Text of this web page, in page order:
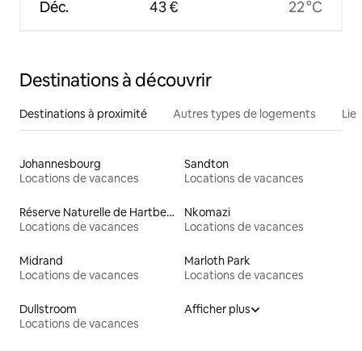
Déc. 43 € 22 °C
Destinations à découvrir
Destinations à proximité Autres types de logements
Johannesbourg
Locations de vacances
Sandton
Locations de vacances
Réserve Naturelle de Hartbeespoort
Locations de vacances
Nkomazi
Locations de vacances
Midrand
Locations de vacances
Marloth Park
Locations de vacances
Dullstroom
Locations de vacances
Afficher plus